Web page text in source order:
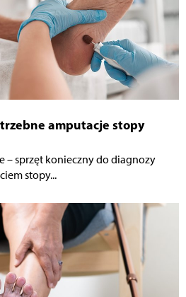
amputacje stopy
– sprzęt konieczny do diagnozy
stopy...